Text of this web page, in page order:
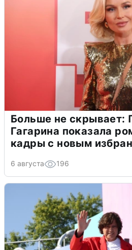
Больше не скрывает:
Гагарина показала
кадры с новым
6 августа 196